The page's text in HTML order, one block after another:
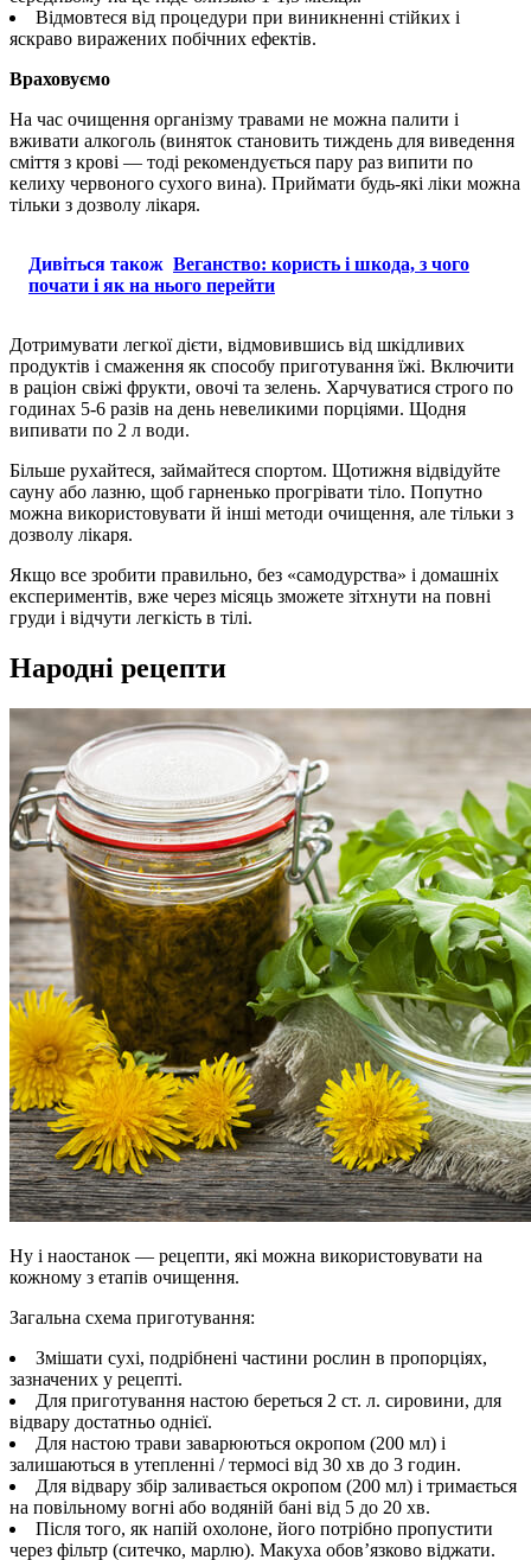
Відмовтеся від процедури при виникненні стійких і
яскраво виражених побічних ефектів.
Враховуємо
На час очищення організму травами не можна палити і
вживати алкоголь (виняток становить тиждень для виведення
сміття з крові — тоді рекомендується пару раз випити по
келиху червоного сухого вина). Приймати будь-які ліки можна
тільки з дозволу лікаря.
Дивіться також Веганство: користь і шкода, з чого
почати і як на нього перейти
Дотримувати легкої дієти, відмовившись від шкідливих
продуктів і смаження як способу приготування їжі. Включити
в раціон свіжі фрукти, овочі та зелень. Харчуватися строго по
годинах 5-6 разів на день невеликими порціями. Щодня
випивати по 2 л води.
Більше рухайтеся, займайтеся спортом. Щотижня відвідуйте
сауну або лазню, щоб гарненько прогрівати тіло. Попутно
можна використовувати й інші методи очищення, але тільки з
дозволу лікаря.
Якщо все зробити правильно, без «самодурства» і домашніх
експериментів, вже через місяць зможете зітхнути на повні
груди і відчути легкість в тілі.
Народні рецепти
Ну і наостанок — рецепти, які можна використовувати на
кожному з етапів очищення.
Загальна схема приготування:
Змішати сухі, подрібнені частини рослин в пропорціях,
зазначених у рецепті.
Для приготування настою береться 2 ст. л. сировини, для
відвару достатньо однієї.
Для настою трави заварюються окропом (200 мл) і
залишаються в утепленні / термосі від 30 хв до 3 годин.
Для відвару збір заливається окропом (200 мл) і тримається
на повільному вогні або водяній бані від 5 до 20 хв.
Після того, як напій охолоне, його потрібно пропустити
через фільтр (ситечко, марлю). Макуха обов’язково віджати.